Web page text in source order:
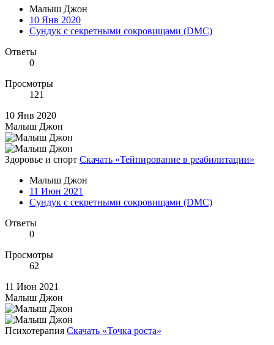
Малыш Джон
10 Янв 2020
Сундук с секретными сокровищами (DMC)
Ответы
0
Просмотры
121
10 Янв 2020
Малыш Джон
Здоровье и спорт Скачать «Тейпирование в реабилитации»
Малыш Джон
11 Июн 2021
Сундук с секретными сокровищами (DMC)
Ответы
0
Просмотры
62
11 Июн 2021
Малыш Джон
Психотерапия Скачать «Точка роста»